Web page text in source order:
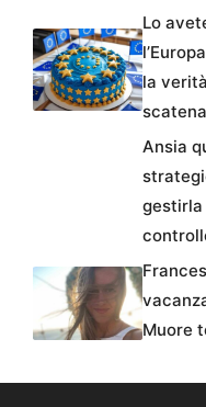
Lo
la
Ansia
gestirla
Muore